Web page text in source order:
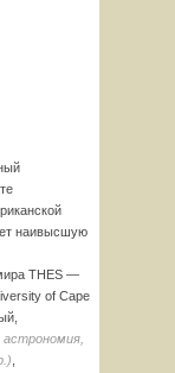
наивысшую
THES —
of Cape